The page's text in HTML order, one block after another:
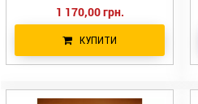
1 170,00 грн.
КУПИТИ